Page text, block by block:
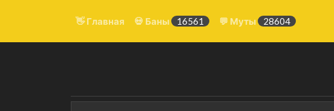
👋 Главная 💀 Баны 16561 💬 Муты 28604